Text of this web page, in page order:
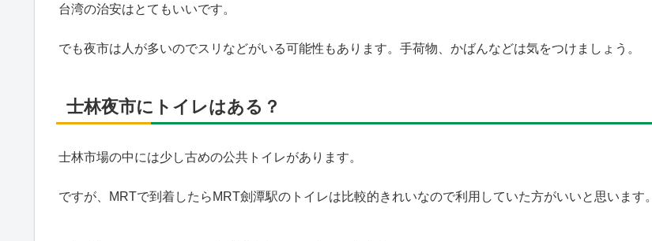
台湾の治安はとてもいいです。
でも夜市は人が多いのでスリなどがいる可能性もあります。手荷物、かばんなどは気をつけましょう。
士林夜市にトイレはある？
士林市場の中には少し古めの公共トイレがあります。
ですが、MRTで到着したらMRT劍潭駅のトイレは比較的きれいなので利用していた方がいいと思います。